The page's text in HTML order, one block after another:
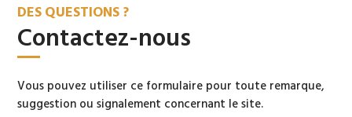
DES QUESTIONS ?
Contactez-nous
Vous pouvez utiliser ce formulaire pour toute remarque,
suggestion ou signalement concernant le site.